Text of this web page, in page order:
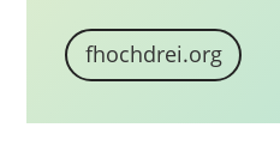
fhochdrei.org